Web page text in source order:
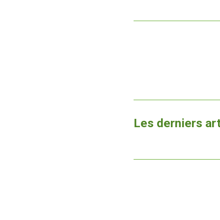
Les derniers